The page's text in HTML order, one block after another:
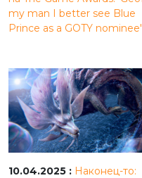
my man I better see Blue
Prince as a GOTY nominee'
10.04.2025 : Наконец-то: